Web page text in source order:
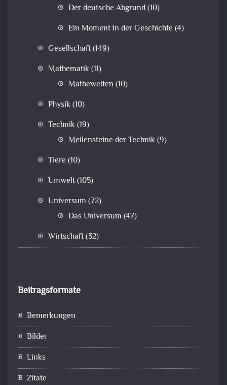
Der deutsche Abgrund(10)
Ein Moment in der Geschichte (4)
Gesellschaft(149)
Mathematik(11)
Mathewelten (10)
Physik(10)
Technik(19)
Meilensteine der Technik(9)
Tiere (10)
Umwelt(105)
Universum (72)
Das Universum (47)
Wirtschaft(32)
Beitragsformate
Bemerkungen
Bilder
Links
Zitate